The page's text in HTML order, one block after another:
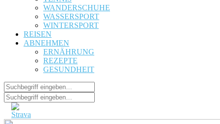
WANDERSCHUHE
WASSERSPORT
WINTERSPORT
REISEN
ABNEHMEN
ERNÄHRUNG
REZEPTE
GESUNDHEIT